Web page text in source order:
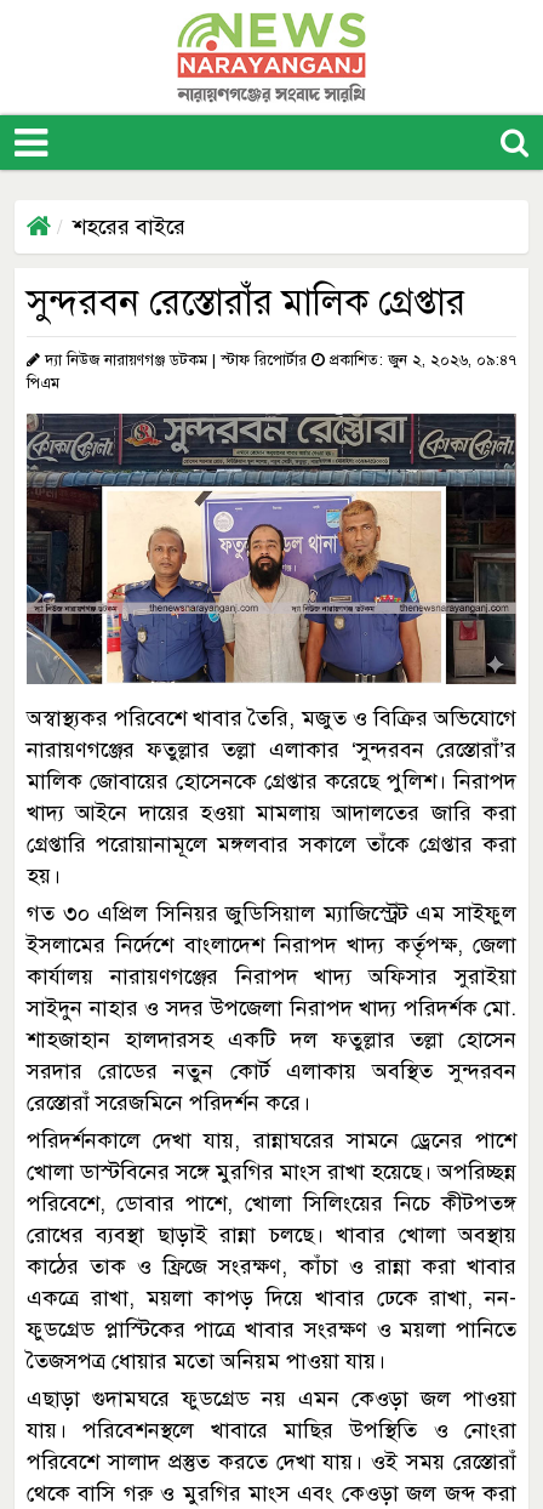
শহরের বাইরে
সুন্দরবন রেস্তোরাঁর মালিক গ্রেপ্তার
দ্যা নিউজ নারায়ণগঞ্জ ডটকম | স্টাফ রিপোর্টার
প্রকাশিত: জুন ২, ২০২৬, ০৯:৪৭
পিএম
অস্বাস্থ্যকর পরিবেশে খাবার তৈরি, মজুত ও বিক্রির অভিযোগে
নারায়ণগঞ্জের ফতুল্লার তল্লা এলাকার ‘সুন্দরবন রেস্তোরাঁ’র
মালিক জোবায়ের হোসেনকে গ্রেপ্তার করেছে পুলিশ। নিরাপদ
খাদ্য আইনে দায়ের হওয়া মামলায় আদালতের জারি করা
গ্রেপ্তারি পরোয়ানামূলে মঙ্গলবার সকালে তাঁকে গ্রেপ্তার করা
হয়।
গত ৩০ এপ্রিল সিনিয়র জুডিসিয়াল ম্যাজিস্ট্রেট এম সাইফুল
ইসলামের নির্দেশে বাংলাদেশ নিরাপদ খাদ্য কর্তৃপক্ষ, জেলা
কার্যালয় নারায়ণগঞ্জের নিরাপদ খাদ্য অফিসার সুরাইয়া
সাইদুন নাহার ও সদর উপজেলা নিরাপদ খাদ্য পরিদর্শক মো.
শাহজাহান হালদারসহ একটি দল ফতুল্লার তল্লা হোসেন
সরদার রোডের নতুন কোর্ট এলাকায় অবস্থিত সুন্দরবন
রেস্তোরাঁ সরেজমিনে পরিদর্শন করে।
পরিদর্শনকালে দেখা যায়, রান্নাঘরের সামনে ড্রেনের পাশে
খোলা ডাস্টবিনের সঙ্গে মুরগির মাংস রাখা হয়েছে। অপরিচ্ছন্ন
পরিবেশে, ডোবার পাশে, খোলা সিলিংয়ের নিচে কীটপতঙ্গ
রোধের ব্যবস্থা ছাড়াই রান্না চলছে। খাবার খোলা অবস্থায়
কাঠের তাক ও ফ্রিজে সংরক্ষণ, কাঁচা ও রান্না করা খাবার
একত্রে রাখা, ময়লা কাপড় দিয়ে খাবার ঢেকে রাখা, নন-
ফুডগ্রেড প্লাস্টিকের পাত্রে খাবার সংরক্ষণ ও ময়লা পানিতে
তৈজসপত্র ধোয়ার মতো অনিয়ম পাওয়া যায়।
এছাড়া গুদামঘরে ফুডগ্রেড নয় এমন কেওড়া জল পাওয়া
যায়। পরিবেশনস্থলে খাবারে মাছির উপস্থিতি ও নোংরা
পরিবেশে সালাদ প্রস্তুত করতে দেখা যায়। ওই সময় রেস্তোরাঁ
থেকে বাসি গরু ও মুরগির মাংস এবং কেওড়া জল জব্দ করা